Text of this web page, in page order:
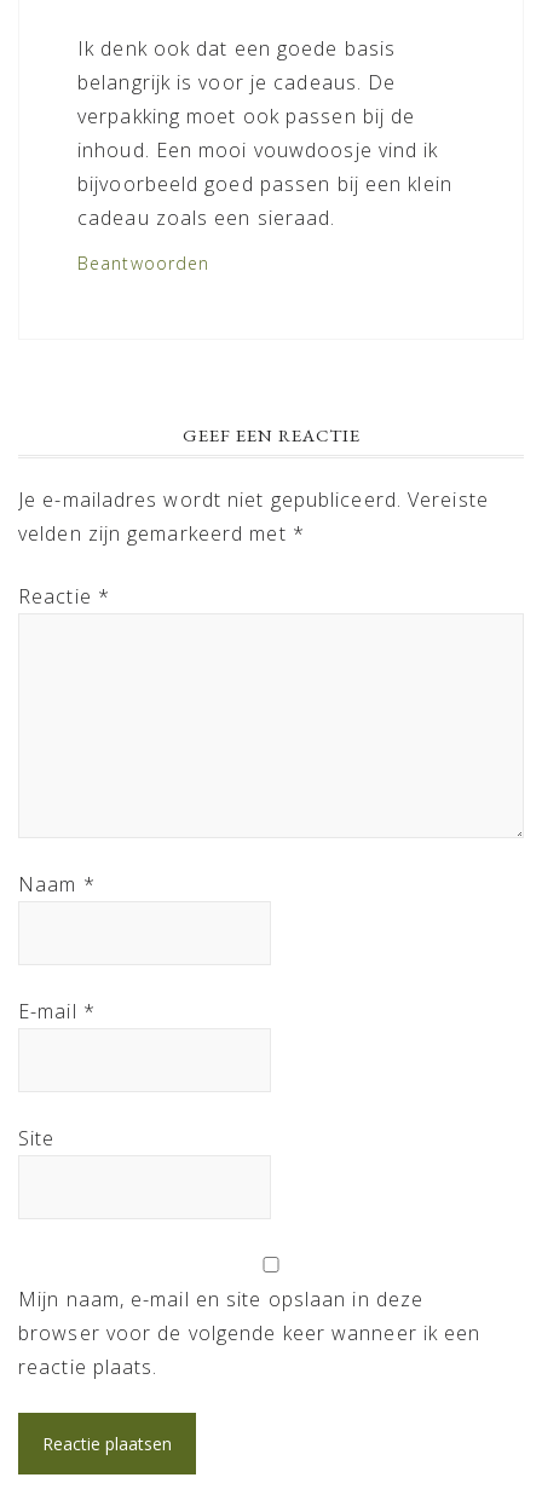
Ik denk ook dat een goede basis
belangrijk is voor je cadeaus. De
verpakking moet ook passen bij de
inhoud. Een mooi vouwdoosje vind ik
bijvoorbeeld goed passen bij een klein
cadeau zoals een sieraad.
Beantwoorden
GEEF EEN REACTIE
Je e-mailadres wordt niet gepubliceerd. Vereiste
velden zijn gemarkeerd met *
Reactie *
Naam *
E-mail *
Site
Mijn naam, e-mail en site opslaan in deze
browser voor de volgende keer wanneer ik een
reactie plaats.